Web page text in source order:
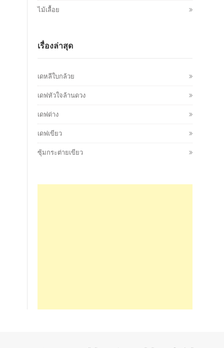
ไม้เลื้อย
เรื่องล่าสุด
เดหลีใบกล้วย
เดฟหัวใจล้านดวง
เดฟด่าง
เดฟเขียว
ซุ้มกระต่ายเขียว